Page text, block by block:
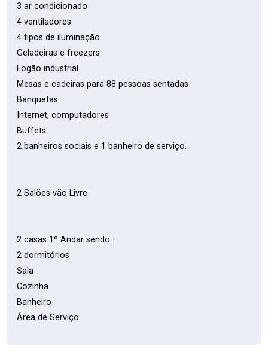
3 ar condicionado
4 ventiladores
4 tipos de iluminação
Geladeiras e freezers
Fogão industrial
Mesas e cadeiras para 88 pessoas sentadas
Banquetas
Internet, computadores
Buffets
2 banheiros sociais e 1 banheiro de serviço.
2 Salões vão Livre
2 casas 1º Andar sendo:
2 dormitórios
Sala
Cozinha
Banheiro
Área de Serviço